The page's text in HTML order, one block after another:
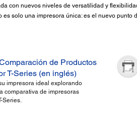
con nuevos niveles de versatilidad y
solo una impresora única: es el nuevo punto
de Productos
T-Series (en inglés)
impresora ideal explorando
comparativa de impresoras
Series.